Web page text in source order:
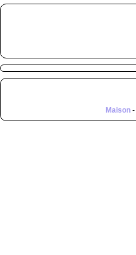
Maison-